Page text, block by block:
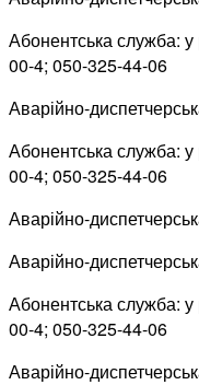
Абонентська служба: у
00-4; 050-325-44-06
Аварійно-
Абонентська служба: у
00-4; 050-325-44-06
Аварійно-
Аварійно-
Абонентська служба: у
00-4; 050-325-44-06
Аварійно-